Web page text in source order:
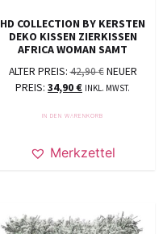
HD COLLECTION BY KERSTEN
DEKO KISSEN ZIERKISSEN
AFRICA WOMAN SAMT
ALTER PREIS: 42,90€ NEUER
PREIS: 34,90€ INKL. MWST.
IN DEN WARENKORB
Merkzettel